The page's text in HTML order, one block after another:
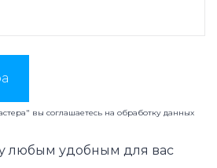
вы соглашаетесь на обработку данных
любым удобным для вас